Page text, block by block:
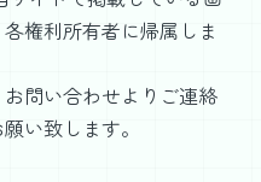
権利所有者に帰属しま
問い合わせよりご連絡
い致します。